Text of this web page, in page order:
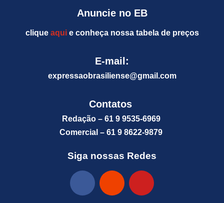
Anuncie no EB
clique aquie conheça nossa tabela de preços
E-mail:
expressaobrasiliense@gmail.com
Contatos
Redação – 61 9 9535-6969
Comercial – 61 9 8622-9879
Siga nossas Redes